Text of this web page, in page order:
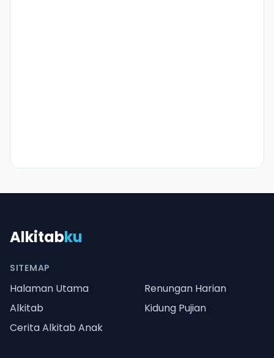
Alkitabku
SITEMAP
Halaman Utama
Renungan Harian
Alkitab
Kidung Pujian
Cerita Alkitab Anak